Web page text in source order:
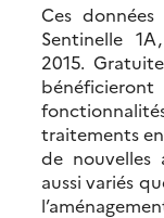
Ces
Sentinelle
2015.
traitements
de nouvelles
aussi variés